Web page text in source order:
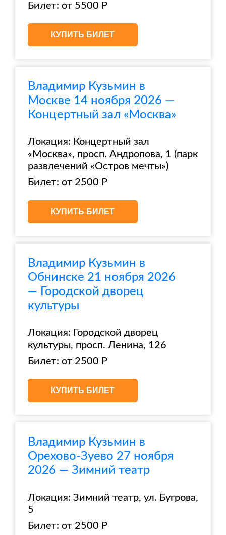
Билет: от 5500 Р
КУПИТЬ БИЛЕТ
Владимир Кузьмин в
Москве 14 ноября 2026 —
Концертный зал «Москва»
Локация: Концертный зал
«Москва», просп. Андропова, 1 (парк
развлечений «Остров мечты»)
Билет: от 2500 Р
КУПИТЬ БИЛЕТ
Владимир Кузьмин в
Обнинске 21 ноября 2026
— Городской дворец
культуры
Локация: Городской дворец
культуры, просп. Ленина, 126
Билет: от 2500 Р
КУПИТЬ БИЛЕТ
Владимир Кузьмин в
Орехово-Зуево 27 ноября
2026 — Зимний театр
Локация: Зимний театр, ул. Бугрова,
5
Билет: от 2500 Р